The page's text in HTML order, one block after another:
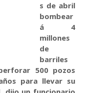
s de abril
bombear
á 4
millones
de
barriles
500 pozos
para llevar su